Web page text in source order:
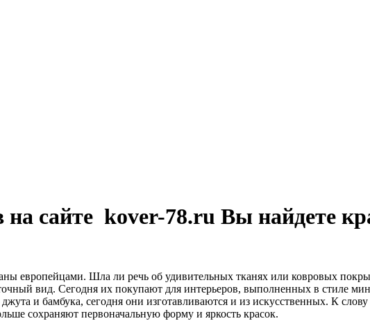
на сайте kover-78.ru Вы найдете
европейцами. Шла ли речь об удивительных тканях или ковровых
вид. Сегодня их покупают для интерьеров, выполненных в стиле
и бамбука, сегодня они изготавливаются и из искусственных. К
сохраняют первоначальную форму и яркость красок.